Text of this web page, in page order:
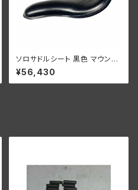
ソロサドルシート 黒色 マウント
セット付き
¥56,430